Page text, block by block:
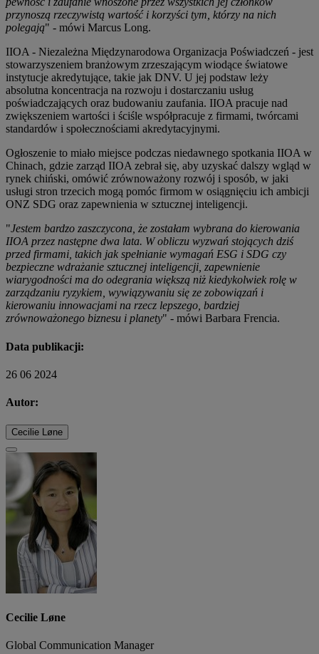
przynoszą rzeczywistą wartość i korzyści tym, którzy na nich
polegają" - mówi Marcus Long.
IIOA - Niezależna Międzynarodowa Organizacja Poświadczeń - jest
stowarzyszeniem branżowym zrzeszającym wiodące światowe
instytucje akredytujące, takie jak DNV. U jej podstaw leży
absolutna koncentracja na rozwoju i dostarczaniu usług
poświadczających oraz budowaniu zaufania. IIOA pracuje nad
zwiększeniem wartości i ściśle współpracuje z firmami, twórcami
standardów i społecznościami akredytacyjnymi.
Ogłoszenie to miało miejsce podczas niedawnego spotkania IIOA w
Chinach, gdzie zarząd IIOA zebrał się, aby uzyskać dalszy wgląd w
rynek chiński, omówić zrównoważony rozwój i sposób, w jaki
usługi stron trzecich mogą pomóc firmom w osiągnięciu ich ambicji
ONZ SDG oraz zapewnienia w sztucznej inteligencji.
"Jestem bardzo zaszczycona, że zostałam wybrana do kierowania
IIOA przez następne dwa lata. W obliczu wyzwań stojących dziś
przed firmami, takich jak spełnianie wymagań ESG i SDG czy
bezpieczne wdrażanie sztucznej inteligencji, zapewnienie
wiarygodności ma do odegrania większą niż kiedykolwiek rolę w
zarządzaniu ryzykiem, wywiązywaniu się ze zobowiązań i
kierowaniu innowacjami na rzecz lepszego, bardziej
zrównoważonego biznesu i planety" - mówi Barbara Frencia.
Data publikacji:
26 06 2024
Autor:
Cecilie Løne
Cecilie Løne
Global Communication Manager